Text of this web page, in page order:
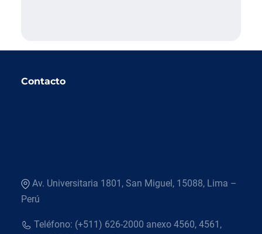
Contacto
Av. Universitaria 1801, San Miguel, 15088, Lima –
Perú
Teléfono: (+511) 626-2000 anexo 4560, 4561,